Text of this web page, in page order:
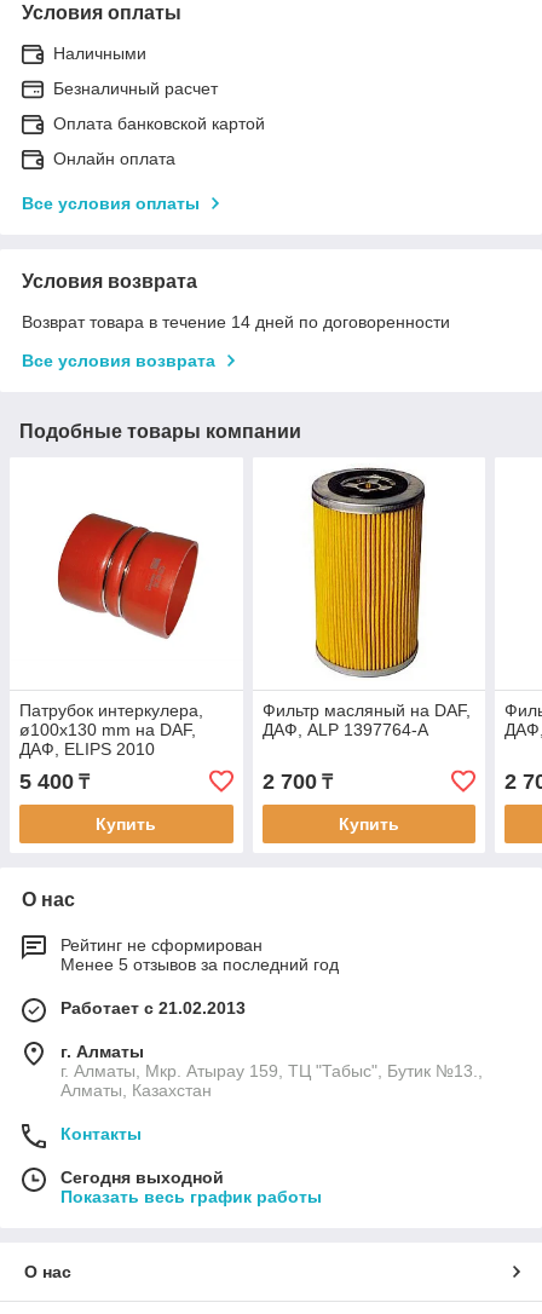
Условия оплаты
Наличными
Безналичный расчет
Оплата банковской картой
Онлайн оплата
Все условия оплаты
Условия возврата
Возврат товара в течение 14 дней по договоренности
Все условия возврата
Подобные товары компании
Патрубок интеркулера,
ø100x130 mm на DAF,
ДАФ, ELIPS 2010
5 400 ₸
Купить
Фильтр масляный на DAF,
ДАФ, ALP 1397764-A
2 700₸
Купить
2
О нас
Рейтинг не сформирован
Менее 5 отзывов за последний год
Работает с 21.02.2013
г. Алматы
г. Алматы, Мкр. Атырау 159, ТЦ "Табыс", Бутик №13.,
Алматы, Казахстан
Контакты
Сегодня выходной
Показать весь график работы
О нас